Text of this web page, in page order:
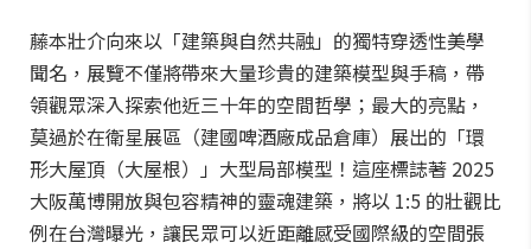
藤本壯介向來以「建築與自然共融」的獨特穿透性美學
聞名，展覽不僅將帶來大量珍貴的建築模型與手稿，帶
領觀眾深入探索他近三十年的空間哲學；最大的亮點，
莫過於在衛星展區（建國啤酒廠成品倉庫）展出的「環
形大屋頂（大屋根）」大型局部模型！這座標誌著 2025
大阪萬博開放與包容精神的靈魂建築，將以 1:5 的壯觀比
例在台灣曝光，讓民眾可以近距離感受國際級的空間張